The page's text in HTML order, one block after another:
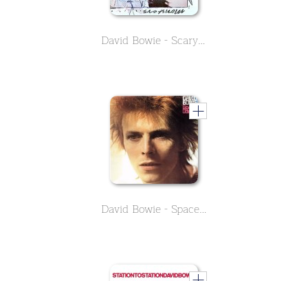
David Bowie - Scary Monsters (and Super Creeps)
David Bowie - Space Oddity